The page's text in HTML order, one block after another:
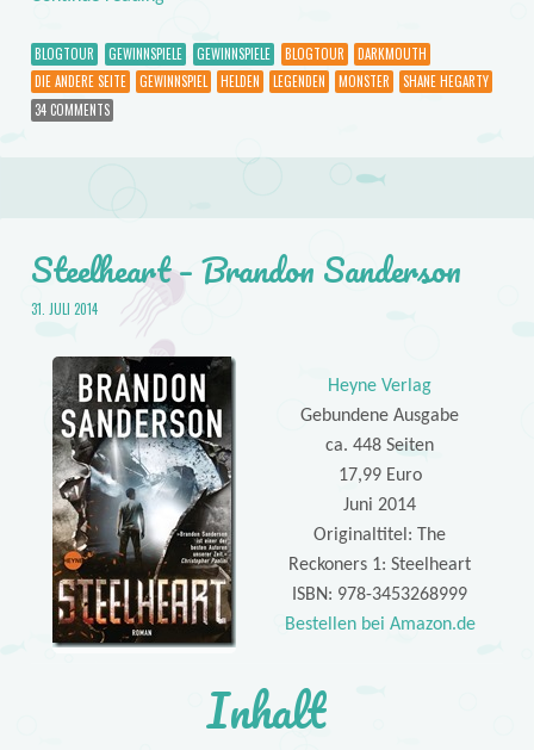
BLOGTOUR GEWINNSPIELE GEWINNSPIELE BLOGTOUR
DARKMOUTH
DIE ANDERE SEITE
GEWINNSPIEL HELDEN LEGENDEN MONSTER
SHANE HEGARTY
34 COMMENTS
Steelheart – Brandon Sanderson
31. JULI 2014
Heyne Verlag
Gebundene Ausgabe
ca. 448 Seiten
17,99 Euro
Juni 2014
Originaltitel: The
Reckoners 1: Steelheart
ISBN: 978-3453268999
Bestellen bei Amazon.de
Inhalt